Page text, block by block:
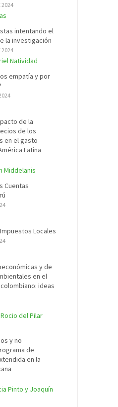
2024
intentando el
la investigación
2024
Natividad
empatía y por
de la
de los
en el gasto
Latina
Middelanis
Cuentas
Locales
y de
en el
ideas
del Pilar
y no
de
en la
Pinto y Joaquín